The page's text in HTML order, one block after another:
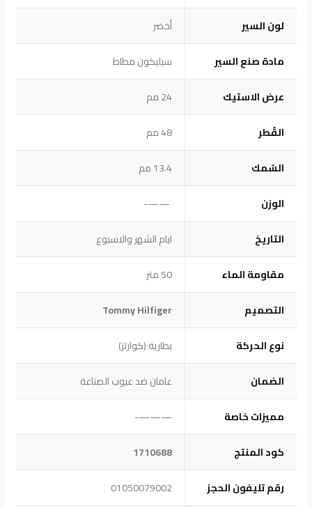
لون السير
أخضر
مادة صنع السير
سيليكون مطاط
عرض الاستيك
24 مم
القُطر
48 مم
السُمك
13.4 مم
الوزن
——-
التاريخ
ايام الشهر والاسبوع
مقاومة الماء
50 متر
التصميم
Tommy Hilfiger
نوع الحركة
بطارية (كوارتز)
الضمان
عامان ضد عيوب الصناعة
مميزات خاصة
———-
كود المنتج
1710688
رقم تليفون الحجز
01050079002